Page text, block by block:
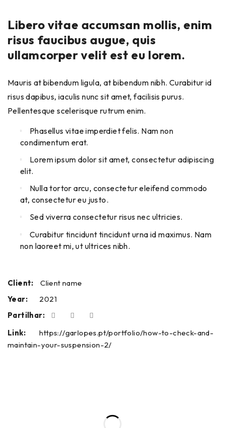
Libero vitae accumsan mollis, enim
risus faucibus augue, quis
ullamcorper velit est eu lorem.
Mauris at bibendum ligula, at bibendum nibh. Curabitur id
risus dapibus, iaculis nunc sit amet, facilisis purus.
Pellentesque scelerisque rutrum enim.
Phasellus vitae imperdiet felis. Nam non
condimentum erat.
Lorem ipsum dolor sit amet, consectetur adipiscing
elit.
Nulla tortor arcu, consectetur eleifend commodo
at, consectetur eu justo.
Sed viverra consectetur risus nec ultricies.
Curabitur tincidunt tincidunt urna id maximus. Nam
non laoreet mi, ut ultrices nibh.
Client:
Client name
Year:
2021
Partilhar:
Link:
https://garlopes.pt/portfolio/how-to-check-and-
maintain-your-suspension-2/